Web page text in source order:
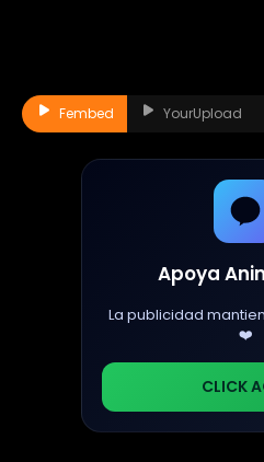
Fembed YourUpload
Apoya
La publicidad
❤️
CLICK